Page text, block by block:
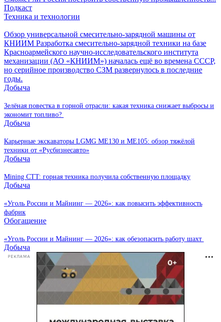
Подкаст
Техника и технологии
Обзор универсальной смесительно-зарядной машины от
КНИИМ Разработка смесительно-зарядной техники на базе
Красноармейского научно-исследовательского института
механизации (АО «КНИИМ») началась ещё во времена СССР,
но серийное производство СЗМ развернулось в последние
годы.
Добыча
Зелёная повестка в горной отрасли: какая техника снижает выбросы и
экономит топливо?
Добыча
Карьерные экскаваторы LGMG ME130 и ME105: обзор тяжёлой
техники от «Русбизнесавто»
Добыча
Mining CTT: горная техника получила собственную площадку
Добыча
«Уголь России и Майнинг — 2026»: как повысить эффективность
фабрик
Обогащение
«Уголь России и Майнинг — 2026»: как обезопасить работу шахт
Добыча
РЕКЛАМА